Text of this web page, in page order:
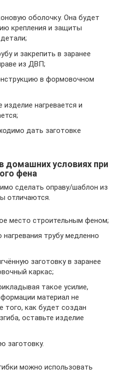
оболочку. Она будет
крепления и защиты
и закрепить в заранее
из ДВП;
в формовочном
нагревается и
дать заготовке
домашних условиях при
фена
сделать оправу/шаблон из
отличаются.
место строительным феном;
трубу медленно
заготовку в заранее
каркас;
такое усилие,
материал не
того, как будет создан
оставьте изделие
заготовку.
можно использовать